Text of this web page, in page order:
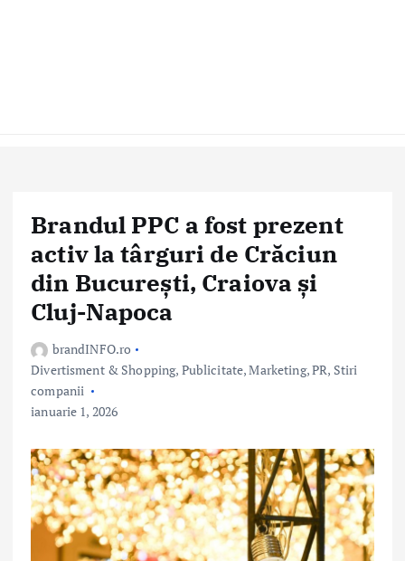
Brandul PPC a fost prezent
activ la târguri de Crăciun
din București, Craiova și
Cluj-Napoca
brandINFO.ro
Divertisment & Shopping, Publicitate, Marketing, PR, Stiri
companii
ianuarie 1, 2026